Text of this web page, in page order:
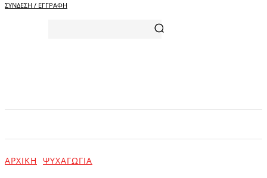
ΣΎΝΔΕΣΗ / ΕΓΓΡΑΦΉ
ΑΡΧΙΚΉ ΨΥΧΑΓΩΓΊΑ